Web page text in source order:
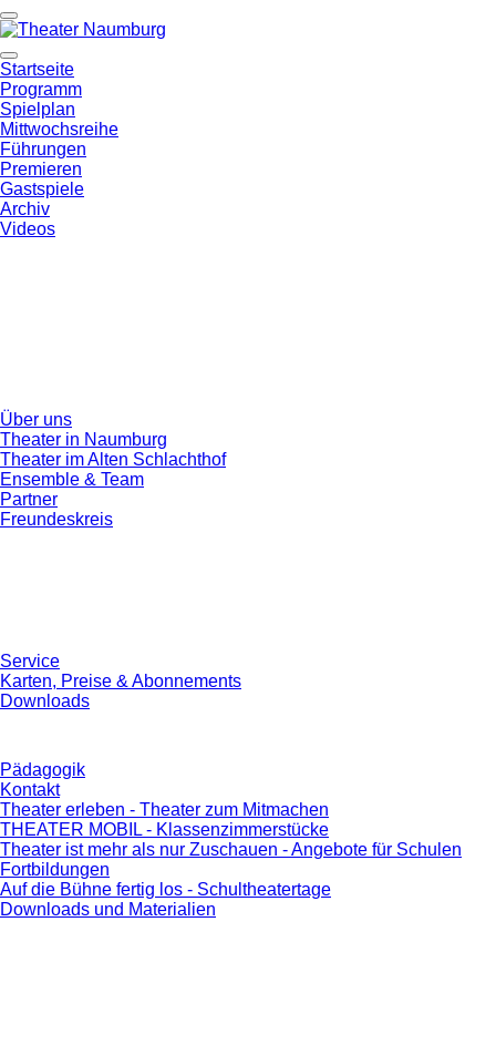
Startseite
Programm
Spielplan
Mittwochsreihe
Führungen
Premieren
Gastspiele
Archiv
Videos
Über uns
Theater in Naumburg
Theater im Alten Schlachthof
Ensemble & Team
Partner
Freundeskreis
Service
Karten, Preise & Abonnements
Downloads
Pädagogik
Kontakt
Theater erleben - Theater zum Mitmachen
THEATER MOBIL - Klassenzimmerstücke
Theater ist mehr als nur Zuschauen - Angebote für Schulen
Fortbildungen
Auf die Bühne fertig los - Schultheatertage
Downloads und Materialien